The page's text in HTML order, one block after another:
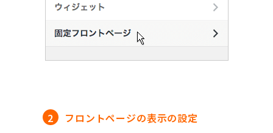
フロントページの表示の設定